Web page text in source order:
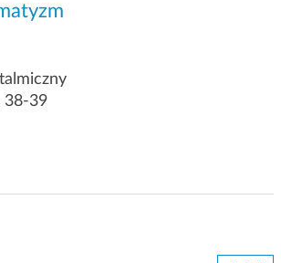
38-39